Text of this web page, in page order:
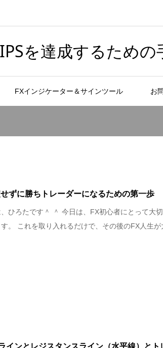
を達成するための
FXインジケーター＆サインツール お
ずに勝ちトレーダーになるための第一歩
ひろたです＾ ＾ 今日は、FX初心者にとって大切
。 これを取り入れるだけで、その後のFX人生が
インとレジスタンスライン（水平線）とト